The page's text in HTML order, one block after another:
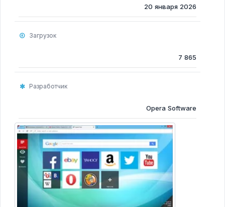
Программы для очистки компьютера
Программы для Монтажа Видео
20 января 2026
Загрузок
7 865
Разработчик
Opera Software